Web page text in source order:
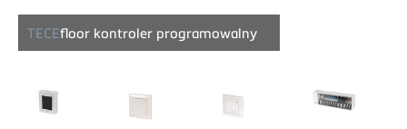
TECEfloor kontroler programowalny